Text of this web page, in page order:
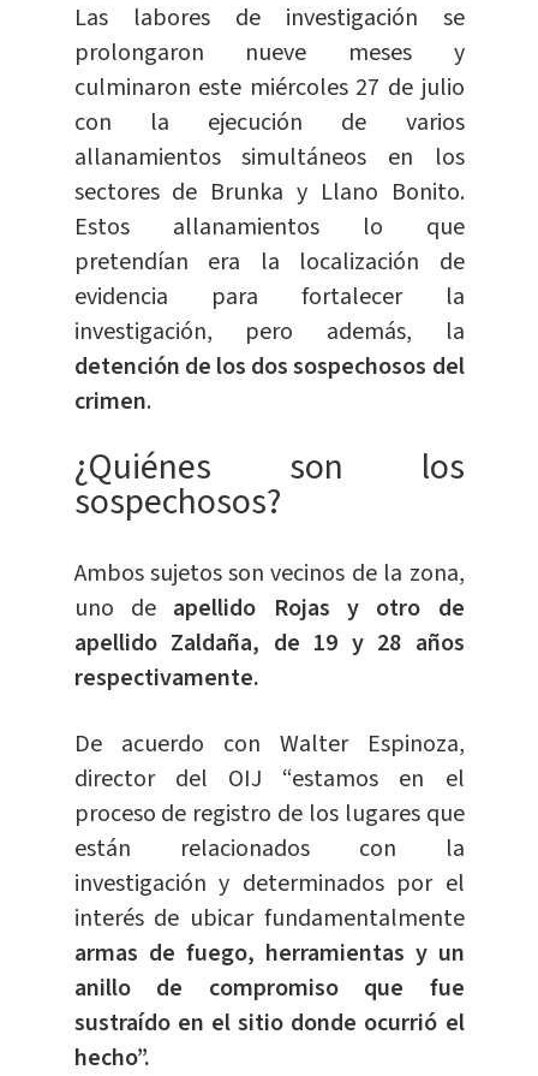
Las labores de investigación se
prolongaron nueve meses y
culminaron este miércoles 27 de julio
con la ejecución de varios
allanamientos simultáneos en los
sectores de Brunka y Llano Bonito.
Estos allanamientos lo que
pretendían era la localización de
evidencia para fortalecer la
investigación, pero además, la
detención de los dos sospechosos del
crimen.
¿Quiénes son los
sospechosos?
Ambos sujetos son vecinos de la zona,
uno de apellido Rojas y otro de
apellido Zaldaña, de 19 y 28 años
respectivamente.
De acuerdo con Walter Espinoza,
director del OIJ “estamos en el
proceso de registro de los lugares que
están relacionados con la
investigación y determinados por el
interés de ubicar fundamentalmente
armas de fuego, herramientas y un
anillo de compromiso que fue
sustraído en el sitio donde ocurrió el
hecho”.